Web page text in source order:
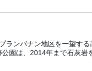
ランバナン地区を一望す
園は、2014年まで石灰